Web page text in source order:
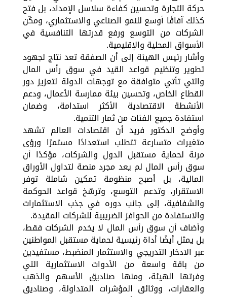
حركة التجارة وتحسين كفاءة سلاسل الإمداد، بل فتح
كذلك آفاقًا أوسع للنمو الصناعي والاستثماري، ومكّن
الشركات من التوسع ورفع قدرتها التنافسية في
الأسواق المحلية والإقليمية.
وأشار رئيس الهيئة إلى أن الصفقة تعد نتاج لجهود
تطوير وتنظيم قواعد القيد في سوق رأس المال
والتي تأتي متوافقة مع توجهات الدولة لتعزيز دور
القطاع الخاص، وتحسين بيئة ممارسة الأعمال، ودعم
الأنشطة الاقتصادية الأكثر استدامة، وضمان
استفادة جميع الفئات من ثمار التنمية.
وأوضح الدكتور فريد أن اقتصادات العالم تشهد
متغيرات متسارعة تتطلب استعدادًا مستمرًا ورؤى
مرنة لحماية مستقبل الدول والشركات، مؤكدًا أن
سوق رأس المال لم يعد مجرد منصة لتداول الأوراق
المالية، بل أصبح منظومة تمكين شاملة توفر
الاستقرار، وتدعم التوسع، وترسّخ قواعد الحوكمة
والشفافية، إلى جانب دوره في جذب الاستثمارات
والاستفادة من الحوافز الضريبية للشركات المقيدة.
وأضاف أن سوق رأس المال لا يخدم الشركات فقط،
بل يمثل أيضًا أداة رئيسية لحماية مستقبل المواطنين
عبر الادخار التدريجي والاستثمار المنضبط، مستفيدين
من باقة واسعة من الأدوات الاستثمارية التي
وفرتها الهيئة، ومنها صناديق الأسهم والذهب
والعقارات، ووثائق المؤشرات المتداولة، وصناديق